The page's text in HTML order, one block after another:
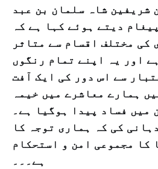
شریفین شاہ سلمان بن عبد
دیتے ہوئے کہا ہے کہ
کی مختلف اقسام سے متاثر
اور یہ اپنے تمام رنگوں
سے اس دور کی ایک آفت
ہمارے معاشرے میں خیمہ
میں فساد پیدا ہوگیا ہے۔
کی کہ ہماری توجہ کا
کا مجموعی امن و استحکام
ہے۔۔۔